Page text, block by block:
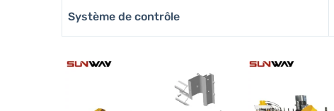
Système de contrôle